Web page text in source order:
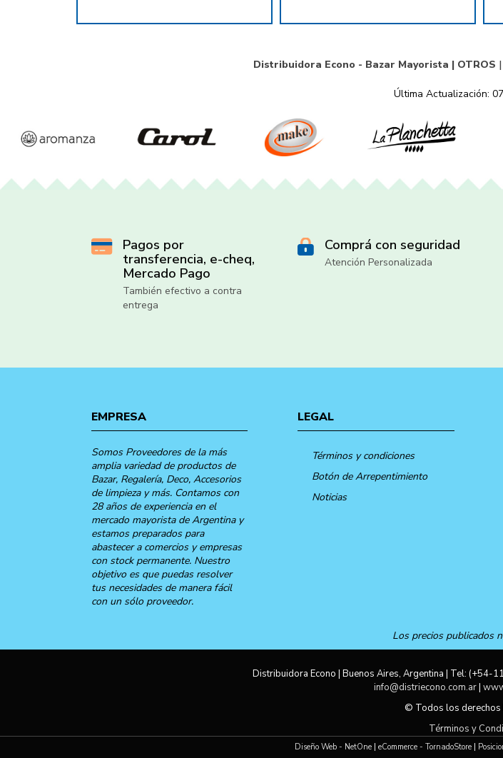
Distribuidora Econo - Bazar Mayorista | OTROS |
Última Actualización:
Pagos por
transferencia, e-cheq,
Mercado Pago
También efectivo a contra
entrega
Comprá con seguridad
Atención Personalizada
EMPRESA
Somos Proveedores de la más
amplia variedad de productos de
Bazar, Regalería, Deco, Accesorios
de limpieza y más. Contamos con
28 años de experiencia en el
mercado mayorista de Argentina y
estamos preparados para
abastecer a comercios y empresas
con stock permanente. Nuestro
objetivo es que puedas resolver
tus necesidades de manera fácil
con un sólo proveedor.
LEGAL
Términos y condiciones
Botón de Arrepentimiento
Noticias
Los precios publicados
Distribuidora Econo | Buenos Aires, Argentina | Tel: (+54-
info@distriecono.com.ar|
© Todos los derechos
Términos y
Diseño Web - NetOne | eCommerce - TornadoStore |